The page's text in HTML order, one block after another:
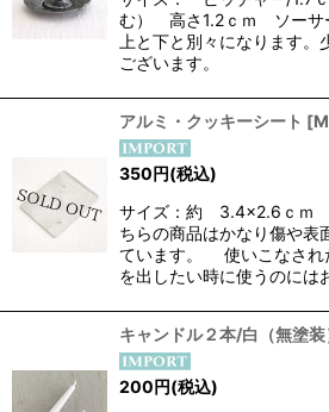
む） 高さ1.2ｃｍ ソーサ
上と下と別々になります
ございます。
アルミ・クッキーシート [
350円(税込)
サイズ：約 3.4×2.6ｃｍ
ちらの商品はかなり傷や表
ています。 使いこなされ
を出したい時に使うのに
キャンドル２本/白（無塗装
200円(税込)